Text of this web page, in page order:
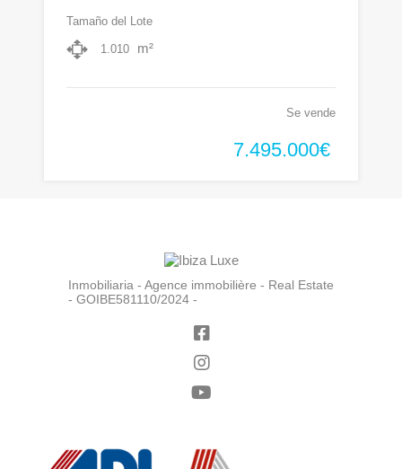
Tamaño del Lote
1.010 m²
Se vende
7.495.000€
Inmobiliaria - Agence immobilière - Real Estate
- GOIBE581110/2024 -